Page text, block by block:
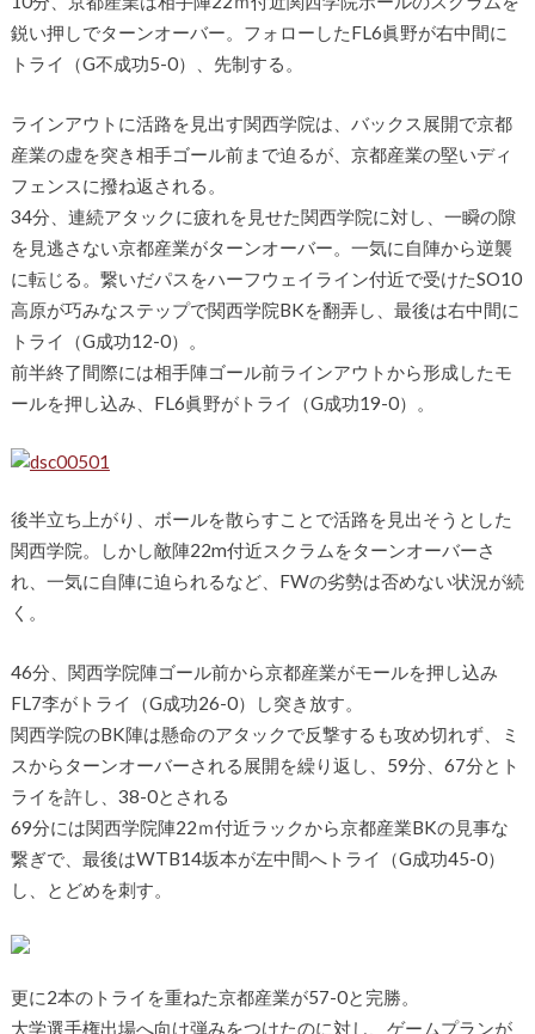
鋭い押しでターンオーバー。フォローしたFL6眞野が右中間に
トライ（G不成功5-0）、先制する。
ラインアウトに活路を見出す関西学院は、バックス展開で京都
産業の虚を突き相手ゴール前まで迫るが、京都産業の堅いディ
フェンスに撥ね返される。
34分、連続アタックに疲れを見せた関西学院に対し、一瞬の隙
を見逃さない京都産業がターンオーバー。一気に自陣から逆襲
に転じる。繋いだパスをハーフウェイライン付近で受けたSO10
高原が巧みなステップで関西学院BKを翻弄し、最後は右中間に
トライ（G成功12-0）。
前半終了間際には相手陣ゴール前ラインアウトから形成したモ
ールを押し込み、FL6眞野がトライ（G成功19-0）。
後半立ち上がり、ボールを散らすことで活路を見出そうとした
関西学院。しかし敵陣22m付近スクラムをターンオーバーさ
れ、一気に自陣に迫られるなど、FWの劣勢は否めない状況が続
く。
46分、関西学院陣ゴール前から京都産業がモールを押し込み
FL7李がトライ（G成功26-0）し突き放す。
関西学院のBK陣は懸命のアタックで反撃するも攻め切れず、ミ
スからターンオーバーされる展開を繰り返し、59分、67分とト
ライを許し、38-0とされる
69分には関西学院陣22ｍ付近ラックから京都産業BKの見事な
繋ぎで、最後はWTB14坂本が左中間へトライ（G成功45-0）
し、とどめを刺す。
更に2本のトライを重ねた京都産業が57-0と完勝。
大学選手権出場へ向け弾みをつけたのに対し、ゲームプランが